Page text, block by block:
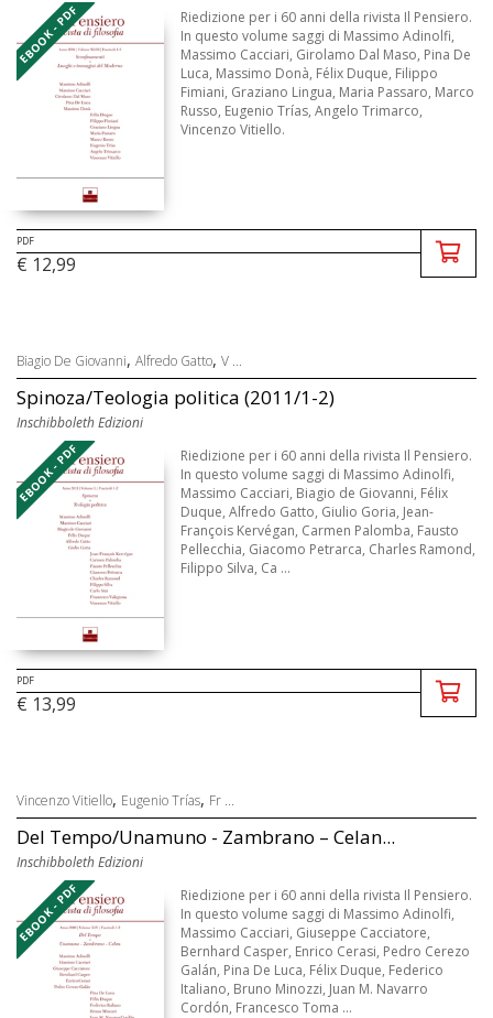
EBOOK - PDF
Riedizione per i 60 anni della rivista Il Pensiero.
In questo volume saggi di Massimo Adinolfi,
Massimo Cacciari, Girolamo Dal Maso, Pina De
Luca, Massimo Donà, Félix Duque, Filippo
Fimiani, Graziano Lingua, Maria Passaro, Marco
Russo, Eugenio Trías, Angelo Trimarco,
Vincenzo Vitiello.
PDF
€ 12,99
Biagio De Giovanni, Alfredo Gatto, V ...
Spinoza/Teologia politica (2011/1-2)
Inschibboleth Edizioni
EBOOK - PDF
Riedizione per i 60 anni della rivista Il Pensiero.
In questo volume saggi di Massimo Adinolfi,
Massimo Cacciari, Biagio de Giovanni, Félix
Duque, Alfredo Gatto, Giulio Goria, Jean-
François Kervégan, Carmen Palomba, Fausto
Pellecchia, Giacomo Petrarca, Charles Ramond,
Filippo Silva, Ca ...
PDF
€ 13,99
Vincenzo Vitiello, Eugenio Trías, Fr ...
Del Tempo/Unamuno - Zambrano – Celan...
Inschibboleth Edizioni
EBOOK - PDF
Riedizione per i 60 anni della rivista Il Pensiero.
In questo volume saggi di Massimo Adinolfi,
Massimo Cacciari, Giuseppe Cacciatore,
Bernhard Casper, Enrico Cerasi, Pedro Cerezo
Galán, Pina De Luca, Félix Duque, Federico
Italiano, Bruno Minozzi, Juan M. Navarro
Cordón, Francesco Toma ...